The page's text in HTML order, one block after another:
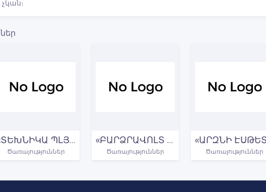
«ՏԵԽՆԻԿԱ ՊԼՅՈՒՍ»
Ծառայություններ
«ԲԱՐՁՐԱՎՈԼՏ ԷԼԵԿՏՐԱՑԱՆՑԵՐԻ» «ԱՐԵՎԵԼՅԱՆ» ՄԱՍՆԱՃՅՈՒՂ ԳԵՂԱՐՔՈՒՆԻՔԻ ՄԱՐԶ
Ծառայություններ Ծառայություններ